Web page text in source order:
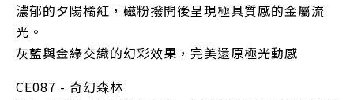
濃郁的夕陽橘紅，磁粉撥開後呈現極具質感的金屬流
光。
灰藍與金綠交織的幻彩效果，完美還原極光動感
CE087 - 奇幻森林